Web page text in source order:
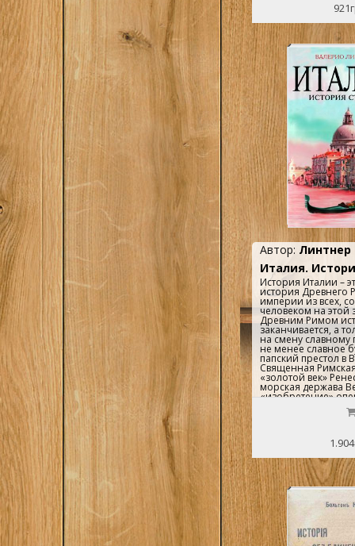
Автор: Линтнер
Италия.
История Италии –
история Древнего
империи из всех,
человеком на этой
Древним Римом
заканчивается, а
на смену
не менее славное
папский престол в
Священная
«золотой век»
морская держава
«изобретение»
кальчо. Обо всем
другом живым